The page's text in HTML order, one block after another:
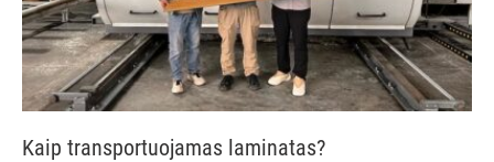
Kaip transportuojamas laminatas?